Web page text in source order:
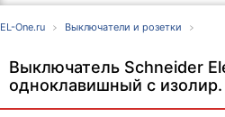
EL-One.ru Выключатели и розетки
Выключатель Schneider
одноклавишный с